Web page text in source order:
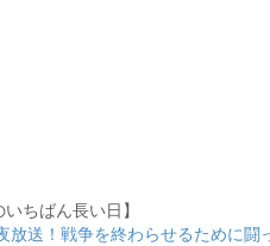
ちばん長い日】
放送！戦争を終わらせるために